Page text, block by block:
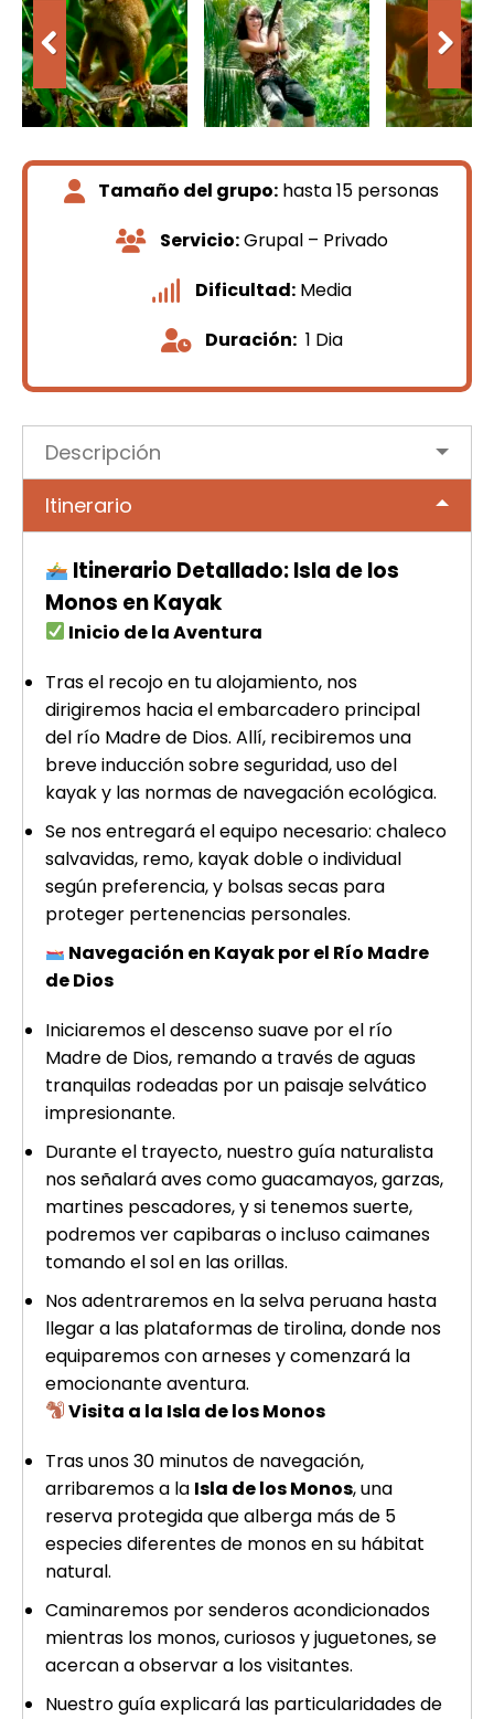
Tamaño del grupo: hasta 15 personas
Servicio:Grupal – Privado
Dificultad: Media
Duración:1 Dia
Descripción
Itinerario
Itinerario Detallado: Isla de los
Monos en Kayak
Inicio de la Aventura
Tras el recojo en tu alojamiento, nos
dirigiremos hacia el embarcadero principal
del río Madre de Dios. Allí, recibiremos una
breve inducción sobre seguridad, uso del
kayak y las normas de navegación ecológica.
Se nos entregará el equipo necesario: chaleco
salvavidas, remo, kayak doble o individual
según preferencia, y bolsas secas para
proteger pertenencias personales.
Navegación en Kayak por el Río Madre
de Dios
Iniciaremos el descenso suave por el río
Madre de Dios, remando a través de aguas
tranquilas rodeadas por un paisaje selvático
impresionante.
Durante el trayecto, nuestro guía naturalista
nos señalará aves como guacamayos, garzas,
martines pescadores, y si tenemos suerte,
podremos ver capibaras o incluso caimanes
tomando el sol en las orillas.
Nos adentraremos en la selva peruana hasta
llegar a las plataformas de tirolina, donde nos
equiparemos con arneses y comenzará la
emocionante aventura.
Visita a la Isla de los Monos
Tras unos 30 minutos de navegación,
arribaremos a la Isla de los Monos, una
reserva protegida que alberga más de 5
especies diferentes de monos en su hábitat
natural.
Caminaremos por senderos acondicionados
mientras los monos, curiosos y juguetones, se
acercan a observar a los visitantes.
Nuestro guía explicará las particularidades de